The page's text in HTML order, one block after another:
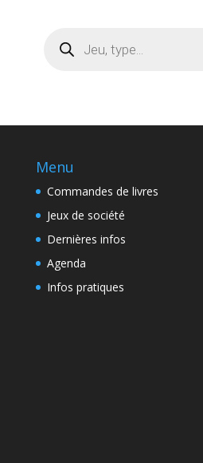
produits
Menu
Commandes de livres
Jeux de société
Dernières infos
Agenda
Infos pratiques